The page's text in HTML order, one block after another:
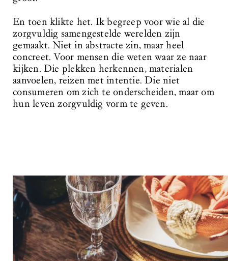
En toen klikte het. Ik begreep voor wie al die
zorgvuldig samengestelde werelden zijn
gemaakt. Niet in abstracte zin, maar heel
concreet. Voor mensen die weten waar ze naar
kijken. Die plekken herkennen, materialen
aanvoelen, reizen met intentie. Die niet
consumeren om zich te onderscheiden, maar om
hun leven zorgvuldig vorm te geven.